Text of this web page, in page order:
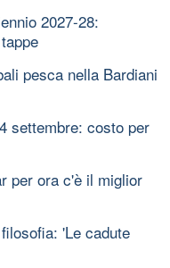
2027-28:
pesca nella Bardiani
settembre: costo per
per ora c'è il miglior
'Le cadute